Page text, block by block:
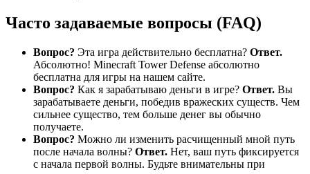
Часто задаваемые вопросы (FAQ)
Вопрос? Эта игра действительно бесплатна? Ответ.
Абсолютно! Minecraft Tower Defense абсолютно
бесплатна для игры на нашем сайте.
Вопрос? Как я зарабатываю деньги в игре? Ответ. Вы
зарабатываете деньги, победив вражеских существ. Чем
сильнее существо, тем больше денег вы обычно
получаете.
Вопрос? Можно ли изменить расчищенный мной путь
после начала волны? Ответ. Нет, ваш путь фиксируется
с начала первой волны. Будьте внимательны при